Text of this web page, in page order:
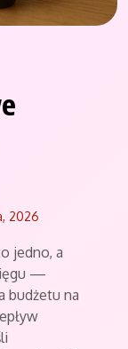
2026
jedno, a
—
budżetu na